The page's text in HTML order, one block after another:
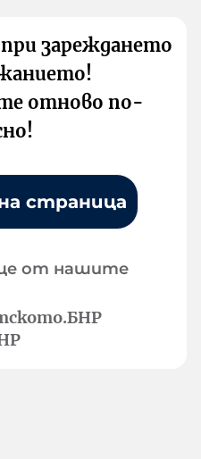
зареждането
отново по-
страница
от нашите